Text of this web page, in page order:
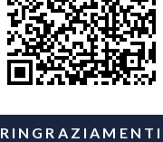
RINGRAZIAMENTI